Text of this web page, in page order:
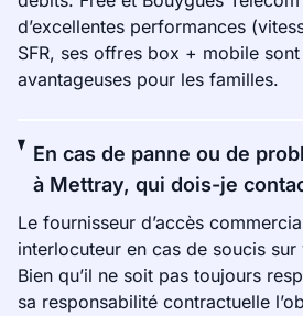
d’excellentes performances
SFR, ses offres box + mobile
avantageuses pour les familles.
En cas de panne ou de
à Mettray, qui dois-je
Le fournisseur d’accès
interlocuteur en cas de soucis
Bien qu’il ne soit pas toujours
sa responsabilité contractuelle